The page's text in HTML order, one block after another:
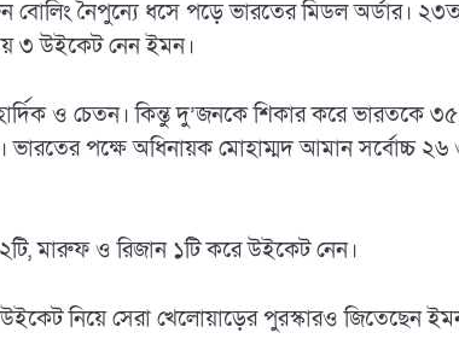
বোলিং নৈপুন্যে ধসে পড়ে ভারতের মিডল অর্ডার।
৩ উইকেট নেন ইমন।
ও চেতন। কিন্তু দু’জনকে শিকার করে ভারতকে
ভারতের পক্ষে অধিনায়ক মোহাম্মদ আমান সর্বোচ্চ ২৬
মারুফ ও রিজান ১টি করে উইকেট নেন।
উইকেট নিয়ে সেরা খেলোয়াড়ের পুরস্কারও জিতেছেন